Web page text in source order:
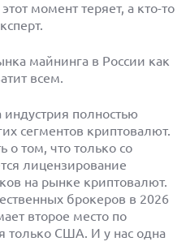
момент теряет, а кто-то
майнинга в России как
всем.
индустрия полностью
сегментов криптовалют.
о том, что только со
лицензирование
на рынке криптовалют.
брокеров в 2026
второе место по
только США. И у нас одна